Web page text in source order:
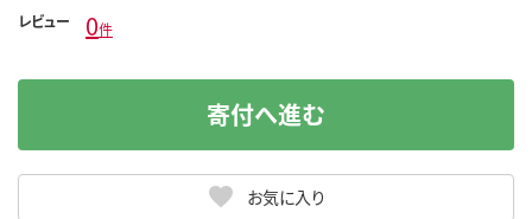
レビュー 0件
お気に入り
寄付へ進む